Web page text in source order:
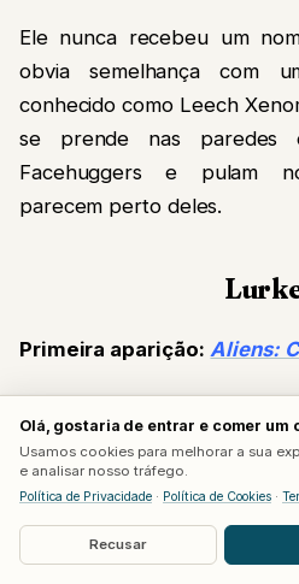
Ele nunca recebeu um
obvia semelhança com
conhecido como Leech
se prende nas
Facehuggers e pulam
parecem perto deles.
Primeira aparição: Aliens:
formato do corpo quanto na
Ao contrário dos Warriors
diretos e em grupo, os
certa distância e
Olá, gostaria de entrar e comer um
Usamos cookies para melhorar a sua
e analisar nosso tráfego.
Política de Privacidade · Política de Cookies ·
Recusar